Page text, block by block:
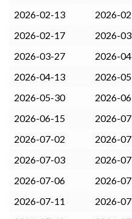
2026-02-13
2026-
2026-02-17
2026-
2026-03-27
2026-
2026-04-13
2026-
2026-05-30
2026-
2026-06-15
2026-
2026-07-02
2026-
2026-07-03
2026-
2026-07-06
2026-
2026-07-11
2026-